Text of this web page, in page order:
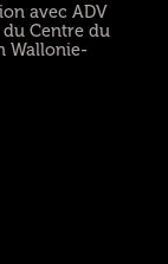
avec ADV
Centre du
Wallonie-